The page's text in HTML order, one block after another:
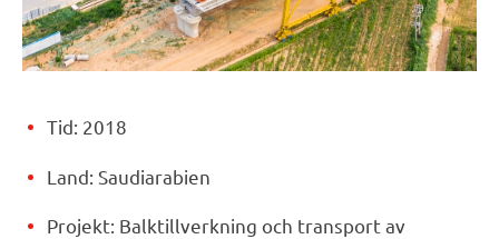
Tid: 2018
Land: Saudiarabien
Projekt: Balktillverkning och transport av